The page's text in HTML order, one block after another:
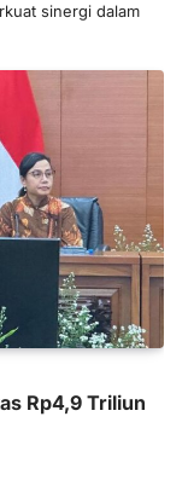
sinergi dalam
Rp4,9 Triliun